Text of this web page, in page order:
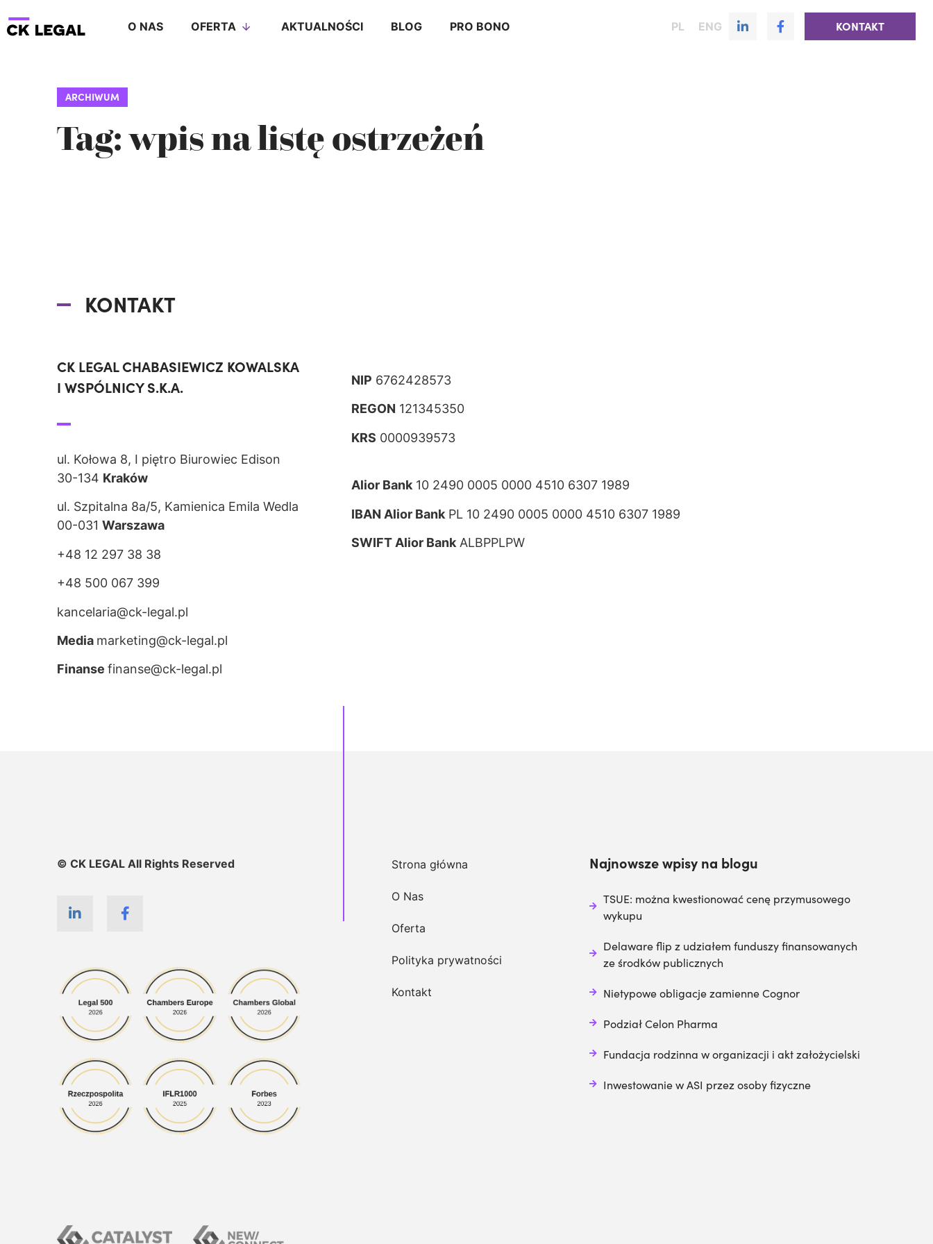
O NAS OFERTA AKTUALNOŚCI BLOG PRO BONO PL ENG KONTAKT
ARCHIWUM
Tag: wpis na listę ostrzeżeń
KONTAKT
CK LEGAL CHABASIEWICZ KOWALSKA
I WSPÓLNICY S.K.A.
ul. Kołowa 8, I piętro Biurowiec Edison
30-134 Kraków
ul. Szpitalna 8a/5, Kamienica Emila Wedla
00-031 Warszawa
+48 12 297 38 38
+48 500 067 399
kancelaria@ck-legal.pl
Media marketing@ck-legal.pl
Finanse finanse@ck-legal.pl
NIP 6762428573
REGON 121345350
KRS 0000939573
Alior Bank 10 2490 0005 0000 4510 6307 1989
IBAN Alior Bank PL 10 2490 0005 0000 4510 6307 1989
SWIFT Alior Bank ALBPPLPW
© CK LEGAL All Rights Reserved Strona główna
O Nas
Oferta
Polityka prywatności
Kontakt
Najnowsze wpisy na blogu
TSUE: można kwestionować cenę przymusowego
wykupu
Delaware flip z udziałem funduszy finansowanych
ze środków publicznych
Nietypowe obligacje zamienne Cognor
Podział Celon Pharma
Fundacja rodzinna w organizacji i akt założycielski
Inwestowanie w ASI przez osoby fizyczne